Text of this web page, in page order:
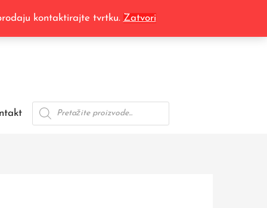
kontaktirajte tvrtku. Zatvori
Products
search